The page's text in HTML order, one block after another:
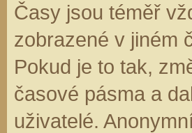
Časy jsou téměř
zobrazené v jiném
Pokud je to tak,
časové pásma a
uživatelé.